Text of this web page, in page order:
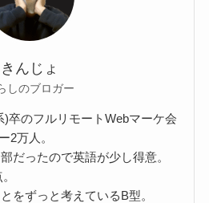
きんじょ
しのブロガー
卒のフルリモートWebマーケ会
2万人。
だったので英語が少し得意。
をずっと考えているB型。